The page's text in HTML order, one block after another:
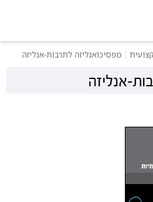
מפסיכואנליזה לתרבות-אנליזה
אנליזה